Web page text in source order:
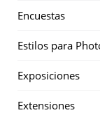
Encuestas
Estilos para
Exposiciones
Extensiones